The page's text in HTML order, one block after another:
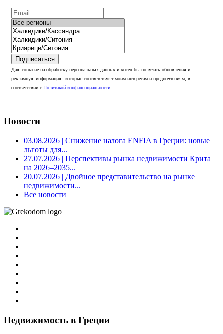
Подписаться
Даю согласие на обработку персональных данных и хотел бы получать обновления и
рекламную информацию, которые соответствуют моим интересам и предпочтениям, в
соответствии с Политикой конфиденциальности
Новости
03.08.2026 | Снижение налога ENFIA в Греции: новые
льготы для...
27.07.2026 | Перспективы рынка недвижимости Крита
на 2026–2035...
20.07.2026 | Двойное представительство на рынке
недвижимости...
Все новости
Недвижимость в Греции